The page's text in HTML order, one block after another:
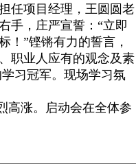
任项目经理，王圆圆老
手，庄严宣誓：“立即
！”铿锵有力的誓言，
职业人应有的观念及素
习冠军。现场学习氛
高涨。启动会在全体参